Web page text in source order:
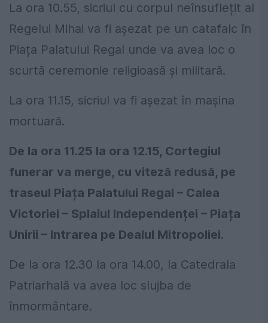
La ora 10.55, sicriul cu corpul neînsuflețit al
Regelui Mihai va fi așezat pe un catafalc în
Piața Palatului Regal unde va avea loc o
scurtă ceremonie religioasă și militară.
La ora 11.15, sicriul va fi așezat în mașina
mortuară.
De la ora 11.25 la ora 12.15, Cortegiul
funerar va merge, cu viteză redusă, pe
traseul Piața Palatului Regal – Calea
Victoriei – Splaiul Independenței – Piața
Unirii – Intrarea pe Dealul Mitropoliei.
De la ora 12.30 la ora 14.00, la Catedrala
Patriarhală va avea loc slujba de
înmormântare.